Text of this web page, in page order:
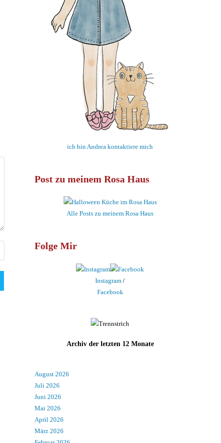
ich bin Andrea kontaktiere mich
Post zu meinem Rosa Haus
Alle Posts zu meinem Rosa Haus
Folge Mir
Instagram /
Facebook
Archiv der letzten 12 Monate
August 2026
Juli 2026
Juni 2026
Mai 2026
April 2026
März 2026